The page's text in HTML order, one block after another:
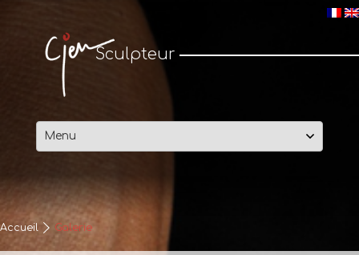
Sculpteur
Passer
au
Accueil Galerie